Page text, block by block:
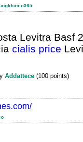
Levitra Basf
cialis price
Addattece (100 points)